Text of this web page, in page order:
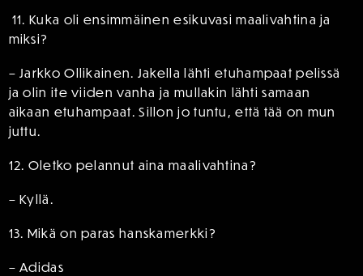
11. Kuka oli ensimmäinen esikuvasi maalivahtina ja
miksi?
– Jarkko Ollikainen. Jakella lähti etuhampaat pelissä
ja olin ite viiden vanha ja mullakin lähti samaan
aikaan etuhampaat. Sillon jo tuntu, että tää on mun
juttu.
12. Oletko pelannut aina maalivahtina?
– Kyllä.
13. Mikä on paras hanskamerkki?
– Adidas